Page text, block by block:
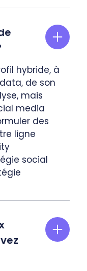
hybride, à
de son
mais
media
des
ligne
social